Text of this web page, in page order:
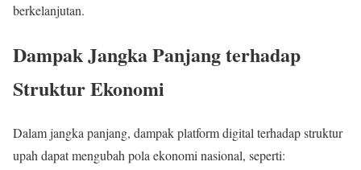
berkelanjutan.
Dampak Jangka Panjang terhadap
Struktur Ekonomi
Dalam jangka panjang, dampak platform digital terhadap struktur
upah dapat mengubah pola ekonomi nasional, seperti: